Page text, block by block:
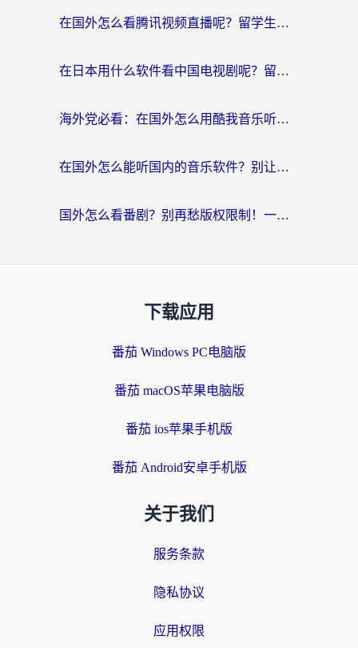
在国外怎么看腾讯视频直播呢？留学生亲测有效的回国加速指南
在日本用什么软件看中国电视剧呢？留学生亲测有效的回国加速方案
海外党必看：在国外怎么用酷我音乐听音乐？告别“地区不支持”的实用指南
在国外怎么能听国内的音乐软件？别让版权限制断了你的“中文歌单”
国外怎么看番剧？别再愁版权限制！一个工具解决所有回国追剧难题
下载应用
番茄 Windows PC电脑版
番茄 macOS苹果电脑版
番茄 ios苹果手机版
番茄 Android安卓手机版
关于我们
服务条款
隐私协议
应用权限